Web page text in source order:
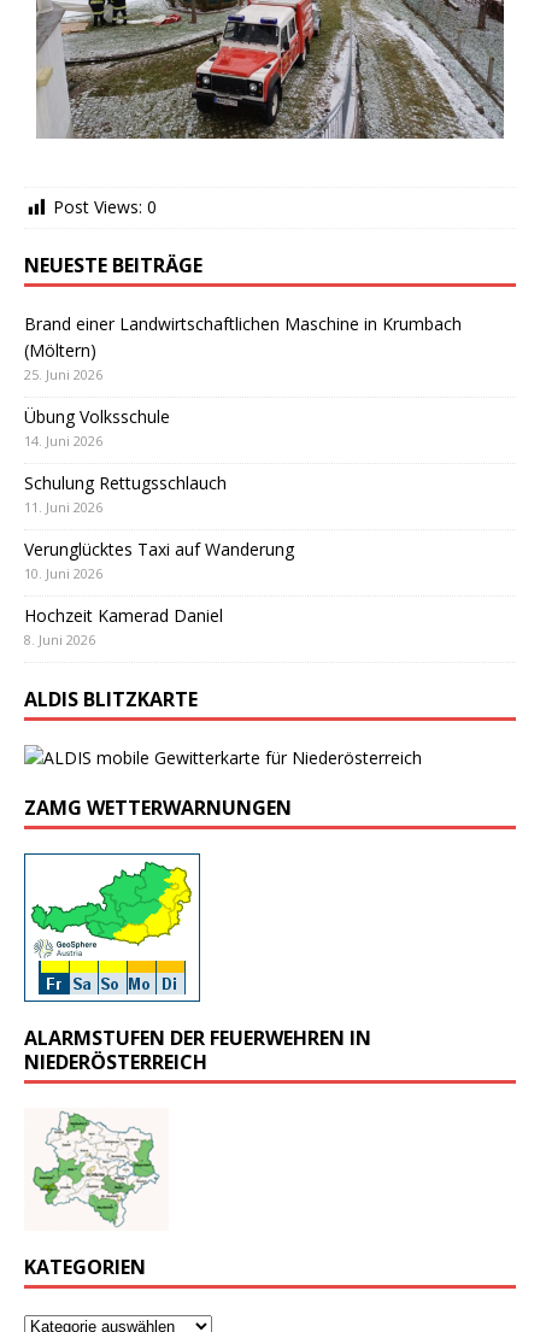
Post Views: 0
NEUESTE BEITRÄGE
Brand einer Landwirtschaftlichen Maschine in Krumbach
(Möltern)
25. Juni 2026
Übung Volksschule
14. Juni 2026
Schulung Rettugsschlauch
11. Juni 2026
Verunglücktes Taxi auf Wanderung
10. Juni 2026
Hochzeit Kamerad Daniel
8. Juni 2026
ALDIS BLITZKARTE
ZAMG WETTERWARNUNGEN
ALARMSTUFEN DER FEUERWEHREN IN
NIEDERÖSTERREICH
KATEGORIEN